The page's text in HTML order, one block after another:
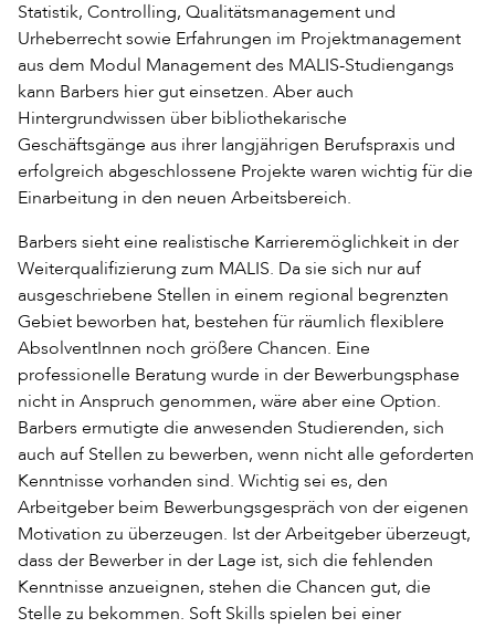
Statistik, Controlling, Qualitätsmanagement und
Urheberrecht sowie Erfahrungen im Projektmanagement
aus dem Modul Management des MALIS-Studiengangs
kann Barbers hier gut einsetzen. Aber auch
Hintergrundwissen über bibliothekarische
Geschäftsgänge aus ihrer langjährigen Berufspraxis und
erfolgreich abgeschlossene Projekte waren wichtig für die
Einarbeitung in den neuen Arbeitsbereich.
Barbers sieht eine realistische Karrieremöglichkeit in der
Weiterqualifizierung zum MALIS. Da sie sich nur auf
ausgeschriebene Stellen in einem regional begrenzten
Gebiet beworben hat, bestehen für räumlich flexiblere
AbsolventInnen noch größere Chancen. Eine
professionelle Beratung wurde in der Bewerbungsphase
nicht in Anspruch genommen, wäre aber eine Option.
Barbers ermutigte die anwesenden Studierenden, sich
auch auf Stellen zu bewerben, wenn nicht alle geforderten
Kenntnisse vorhanden sind. Wichtig sei es, den
Arbeitgeber beim Bewerbungsgespräch von der eigenen
Motivation zu überzeugen. Ist der Arbeitgeber überzeugt,
dass der Bewerber in der Lage ist, sich die fehlenden
Kenntnisse anzueignen, stehen die Chancen gut, die
Stelle zu bekommen. Soft Skills spielen bei einer